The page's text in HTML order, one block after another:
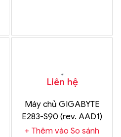
Liên hệ
Máy chủ GIGABYTE
E283-S90 (rev. AAD1)
Chính Hãng
Thêm vào So sánh